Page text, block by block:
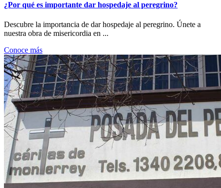
¿Por qué es importante dar hospedaje al peregrino?
Descubre la importancia de dar hospedaje al peregrino. Únete a
nuestra obra de misericordia en ...
Conoce más